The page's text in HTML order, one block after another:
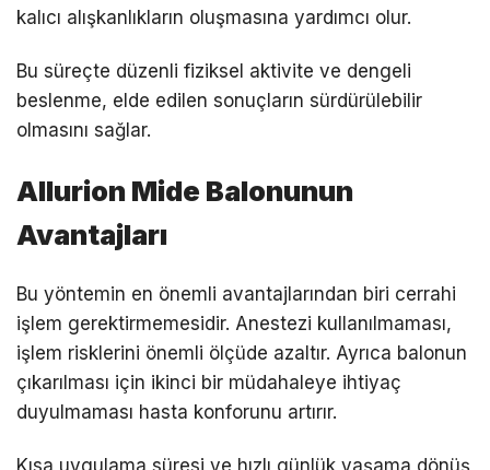
kalıcı alışkanlıkların oluşmasına yardımcı olur.
Bu süreçte düzenli fiziksel aktivite ve dengeli
beslenme, elde edilen sonuçların sürdürülebilir
olmasını sağlar.
Allurion Mide Balonunun
Avantajları
Bu yöntemin en önemli avantajlarından biri cerrahi
işlem gerektirmemesidir. Anestezi kullanılmaması,
işlem risklerini önemli ölçüde azaltır. Ayrıca balonun
çıkarılması için ikinci bir müdahaleye ihtiyaç
duyulmaması hasta konforunu artırır.